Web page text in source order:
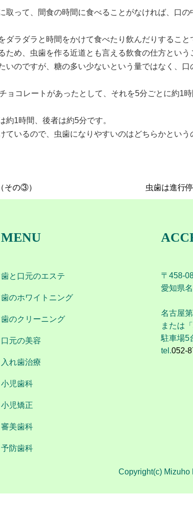
取って、間食の時間に食べることがなければ、口
ラダラと時間をかけて食べたり飲んだりすること
め、虫歯を作る近道とも言える飲食の仕方という
いのですが、糖の多い少ないという量ではなく、
ョコレートがあったとして、それを5分ごとに約1
1時間、後者は約5分です。
いるので、虫歯になりやすいのはどちらかという
その③） 虫歯は進行
MENU
歯と口元のエステ
歯のホワイトニング
歯のクリーニング
口元の美容
入れ歯治療
小児歯科
小児矯正
審美歯科
予防歯科
〒458-
愛知県
名古屋
または
駐車場5
tel.052-
Copyright(c) Mizuho